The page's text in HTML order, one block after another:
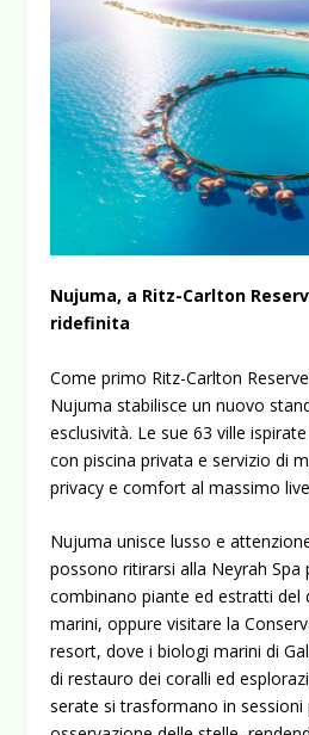
Nujuma, a Ritz-Carlton
ridefinita
Come primo Ritz-Carlton
Nujuma stabilisce un nuovo
esclusività. Le sue 63 ville
con piscina privata e servizio di
privacy e comfort al massimo
Nujuma unisce lusso e
possono ritirarsi alla Neyrah Spa
combinano piante ed estratti del
marini, oppure visitare la
resort, dove i biologi marini di
di restauro dei coralli ed
serate si trasformano in sessioni